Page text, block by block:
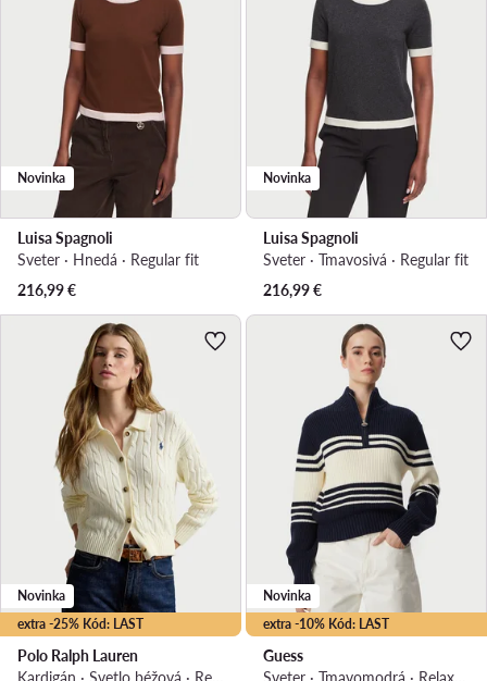
Novinka
Luisa Spagnoli
Sveter · Hnedá · Regular fit
216,99€
Novinka
Luisa Spagnoli
Sveter · Tmavosivá · Regular fit
216,99€
extra -25% Kód: LAST
Novinka
Polo Ralph Lauren
Kardigán · Svetlo béžová · Regular fit
extra -10% Kód: LAST
Novinka
Guess
Sveter · Tmavomodrá · Relaxed fit